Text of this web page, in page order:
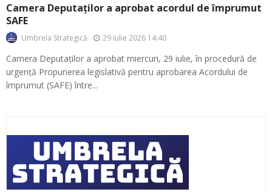
Camera Deputaților a aprobat acordul de împrumut
SAFE
Umbrela Strategică 29 iulie 2026 14:40
Camera Deputaților a aprobat miercuri, 29 iulie, în procedură de
urgență Propunerea legislativă pentru aprobarea Acordului de
împrumut (SAFE) între...